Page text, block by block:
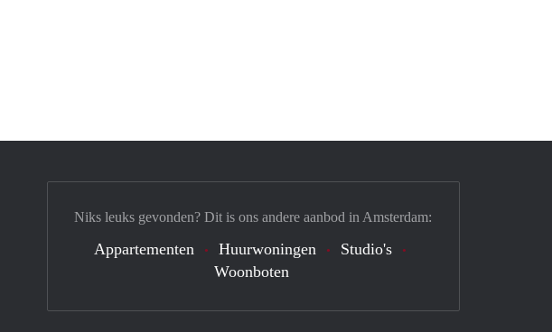
Niks leuks gevonden? Dit is ons andere aanbod in Amsterdam:
Appartementen Huurwoningen
Studio's
Woonboten